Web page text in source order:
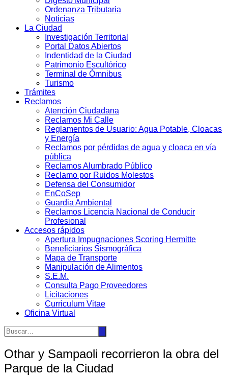
Ordenanza Tributaria
Noticias
La Ciudad
Investigación Territorial
Portal Datos Abiertos
Indentidad de la Ciudad
Patrimonio Escultórico
Terminal de Ómnibus
Turismo
Trámites
Reclamos
Atención Ciudadana
Reclamos Mi Calle
Reglamentos de Usuario: Agua Potable, Cloacas
y Energía
Reclamos por pérdidas de agua y cloaca en vía
pública
Reclamos Alumbrado Público
Reclamo por Ruidos Molestos
Defensa del Consumidor
EnCoSep
Guardia Ambiental
Reclamos Licencia Nacional de Conducir
Profesional
Accesos rápidos
Apertura Impugnaciones Scoring Hermitte
Beneficiarios Sismográfica
Mapa de Transporte
Manipulación de Alimentos
S.E.M.
Consulta Pago Proveedores
Licitaciones
Curriculum Vitae
Oficina Virtual
Othar y Sampaoli recorrieron la obra del
Parque de la Ciudad